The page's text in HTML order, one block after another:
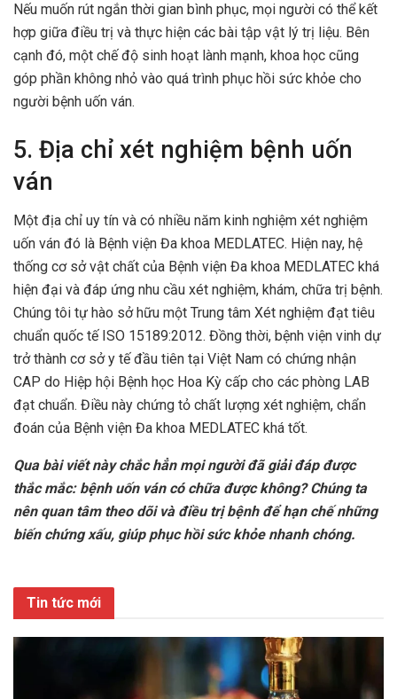
Nếu muốn rút ngắn thời gian bình phục, mọi người có thể kết
hợp giữa điều trị và thực hiện các bài tập vật lý trị liệu. Bên
cạnh đó, một chế độ sinh hoạt lành mạnh, khoa học cũng
góp phần không nhỏ vào quá trình phục hồi sức khỏe cho
người bệnh uốn ván.
5. Địa chỉ xét nghiệm bệnh uốn
ván
Một địa chỉ uy tín và có nhiều năm kinh nghiệm xét nghiệm
uốn ván đó là Bệnh viện Đa khoa MEDLATEC. Hiện nay, hệ
thống cơ sở vật chất của Bệnh viện Đa khoa MEDLATEC khá
hiện đại và đáp ứng nhu cầu xét nghiệm, khám, chữa trị bệnh.
Chúng tôi tự hào sở hữu một Trung tâm Xét nghiệm đạt tiêu
chuẩn quốc tế ISO 15189:2012. Đồng thời, bệnh viện vinh dự
trở thành cơ sở y tế đầu tiên tại Việt Nam có chứng nhận
CAP do Hiệp hội Bệnh học Hoa Kỳ cấp cho các phòng LAB
đạt chuẩn. Điều này chứng tỏ chất lượng xét nghiệm, chẩn
đoán của Bệnh viện Đa khoa MEDLATEC khá tốt.
Qua bài viết này chắc hẳn mọi người đã giải đáp được
thắc mắc: bệnh uốn ván có chữa được không? Chúng ta
nên quan tâm theo dõi và điều trị bệnh để hạn chế những
biến chứng xấu, giúp phục hồi sức khỏe nhanh chóng.
Tin tức mới